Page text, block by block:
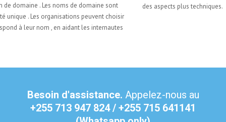
des aspects plus techniques.
(Whatsapp only)
Envoyez-nous un email